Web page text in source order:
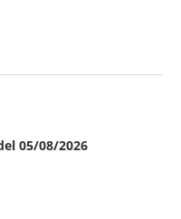
05/08/2026